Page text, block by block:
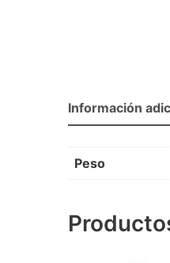
Información
Peso